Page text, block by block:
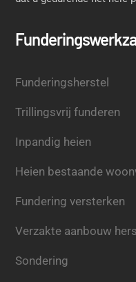
Funderingsherstel
Trillingsvrij funderen
Inpandig heien
Heien bestaande
Fundering versterken
Verzakte aanbouw
Sondering